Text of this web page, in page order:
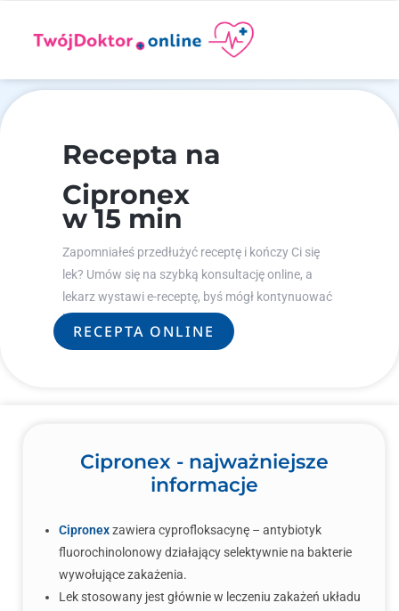
Recepta na
Cipronex
w 15 min
Zapomniałeś przedłużyć receptę i kończy Ci się
lek? Umów się na szybką konsultację online, a
lekarz wystawi e-receptę, byś mógł kontynuować
leczenie.
RECEPTA ONLINE
Cipronex - najważniejsze
informacje
Cipronexzawiera cyprofloksacynę – antybiotyk
fluorochinolonowy działający selektywnie na bakterie
wywołujące zakażenia.
Lek stosowany jest głównie w leczeniu zakażeń układu